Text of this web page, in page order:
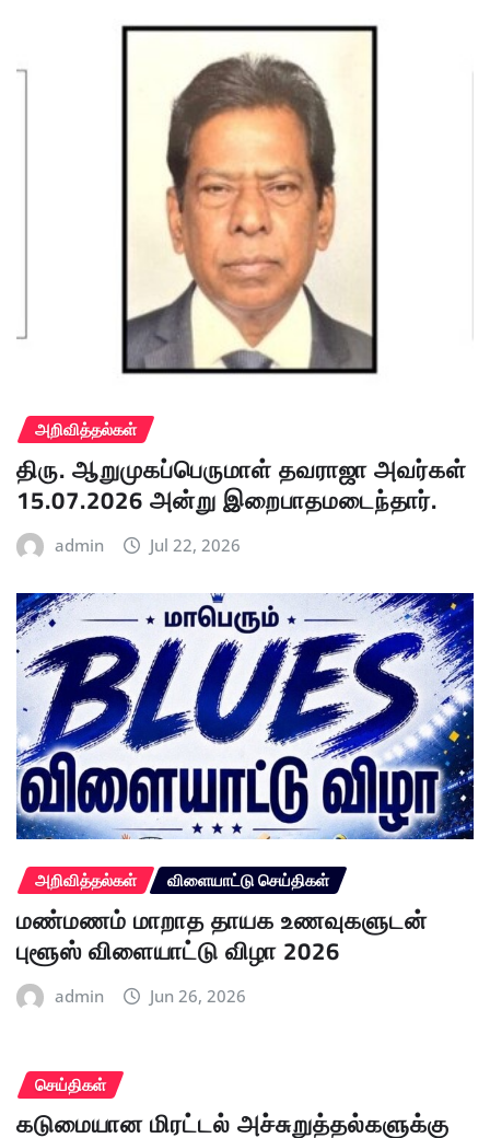
அறிவித்தல்கள்
திரு. ஆறுமுகப்பெருமாள் தவராஜா அவர்கள்
15.07.2026 அன்று இறைபாதமடைந்தார்.
admin Jul 22, 2026
அறிவித்தல்கள் விளையாட்டு செய்திகள்
மண்மணம் மாறாத தாயக உணவுகளுடன்
புளூஸ் விளையாட்டு விழா 2026
admin Jun 26, 2026
செய்திகள்
கடுமையான மிரட்டல் அச்சுறுத்தல்களுக்கு